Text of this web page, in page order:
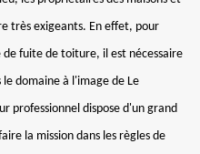
très exigeants. En effet, pour
fuite de toiture, il est nécessaire
domaine à l'image de Le
professionnel dispose d'un grand
la mission dans les règles de